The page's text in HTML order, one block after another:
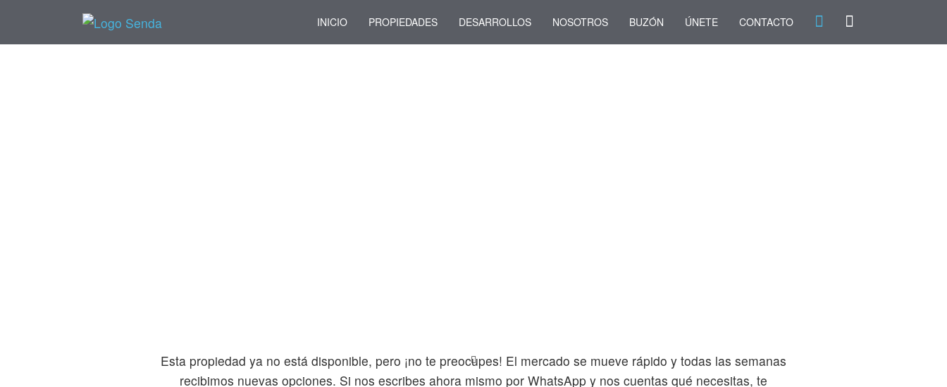
INICIO PROPIEDADES DESARROLLOS NOSOTROS BUZÓN ÚNETE CONTACTO
Esta propiedad ya no está disponible, pero ¡no te preocupes! El mercado se mueve rápido y todas las semanas
recibimos nuevas opciones. Si nos escribes ahora mismo por WhatsApp y nos cuentas qué necesitas, te